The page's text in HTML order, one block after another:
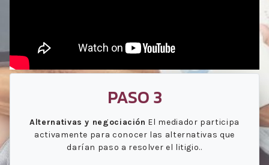
PASO 3
Alternativas y negociación El mediador participa
activamente para conocer las alternativas que
darían paso a resolver el litigio..